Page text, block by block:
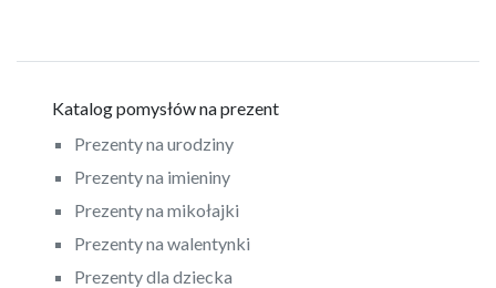
Katalog pomysłów na prezent
Prezenty na urodziny
Prezenty na imieniny
Prezenty na mikołajki
Prezenty na walentynki
Prezenty dla dziecka